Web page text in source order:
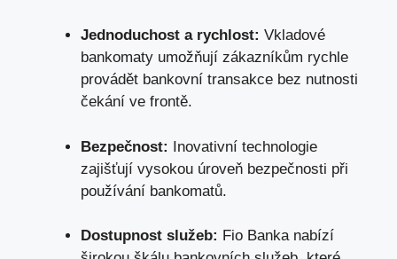
Jednoduchost a rychlost: Vkladové
⁣bankomaty umožňují zákazníkům rychle
provádět bankovní transakce bez⁢ nutnosti
čekání ve frontě.
Bezpečnost: Inovativní⁢ technologie
zajišťují vysokou⁣ úroveň bezpečnosti při
používání bankomatů.
Dostupnost ⁣služeb: Fio‌ Banka ​nabízí